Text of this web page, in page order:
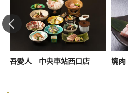
吾愛人 中央車站西口店 燒